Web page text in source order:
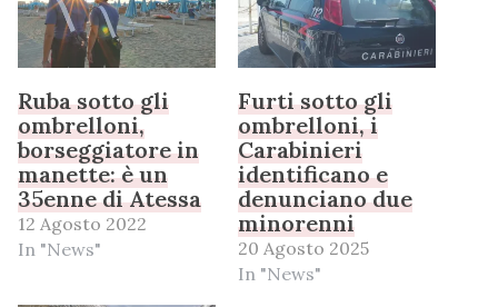
Ruba sotto gli
ombrelloni,
borseggiatore in
manette: è un
35enne di Atessa
12 Agosto 2022
In "News"
Furti sotto gli
ombrelloni, i
Carabinieri
identificano e
denunciano due
minorenni
20 Agosto 2025
In "News"